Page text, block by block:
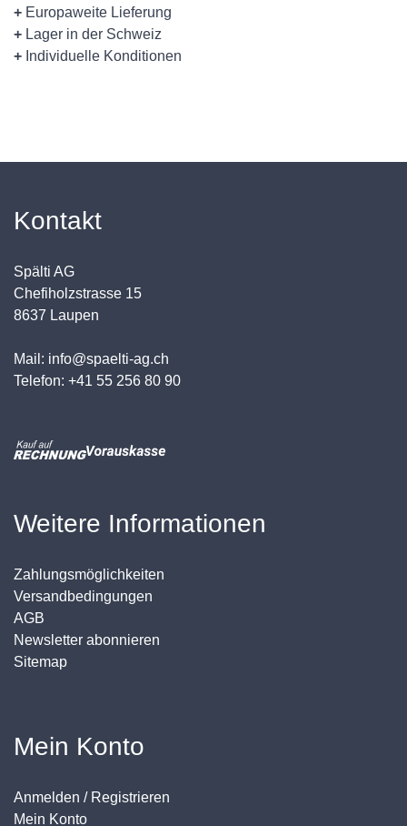
+ Europaweite Lieferung
+ Lager in der Schweiz
+ Individuelle Konditionen
Kontakt
Spälti AG
Chefiholzstrasse 15
8637 Laupen
Mail: info@spaelti-ag.ch
Telefon: +41 55 256 80 90
Weitere Informationen
Zahlungsmöglichkeiten
Versandbedingungen
AGB
Newsletter abonnieren
Sitemap
Mein Konto
Anmelden / Registrieren
Mein Konto